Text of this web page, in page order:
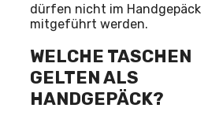
dürfen nicht im Handgepäck
mitgeführt werden.
WELCHE TASCHEN
GELTEN ALS
HANDGEPÄCK?